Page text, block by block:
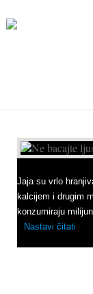
Dobro je znati
Jaja su vrlo
kalcijem i drugim
konzumiraju
Nastavi čitati
123456789